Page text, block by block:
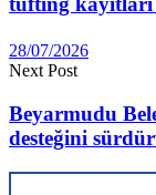
28/07/2026
Next Post
Beyarmudu
desteğini